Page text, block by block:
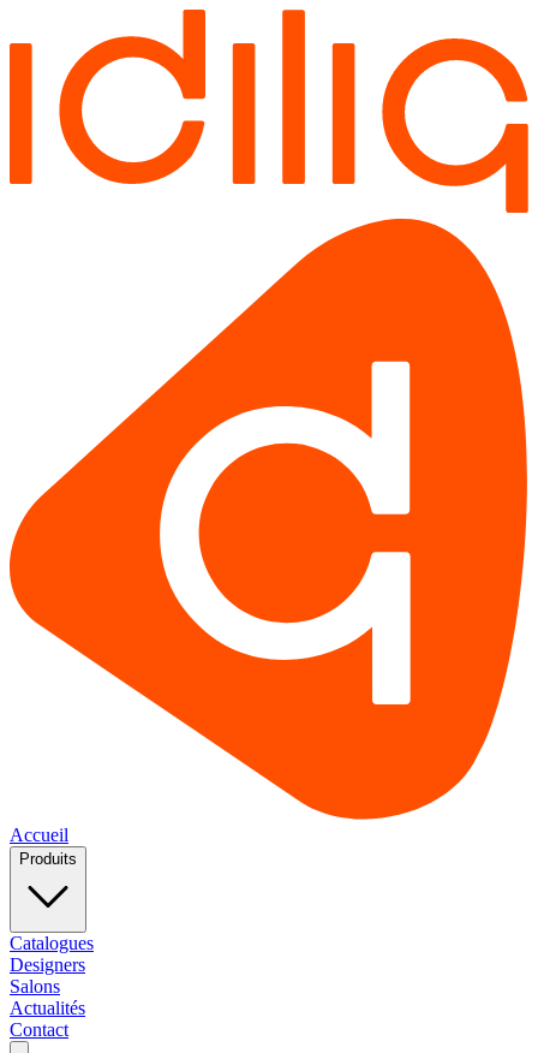
Accueil
Produits
Catalogues
Designers
Salons
Actualités
Contact